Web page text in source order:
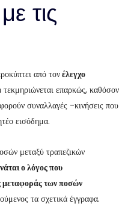
τις
από τονέλεγχο
τεκμηριώνεται επαρκώς, καθόσον
συναλλαγές -κινήσεις που
εισόδημα.
μεταξύ τραπεζικών
ο λόγος που
μεταφοράς των ποσών
τα σχετικά έγγραφα.